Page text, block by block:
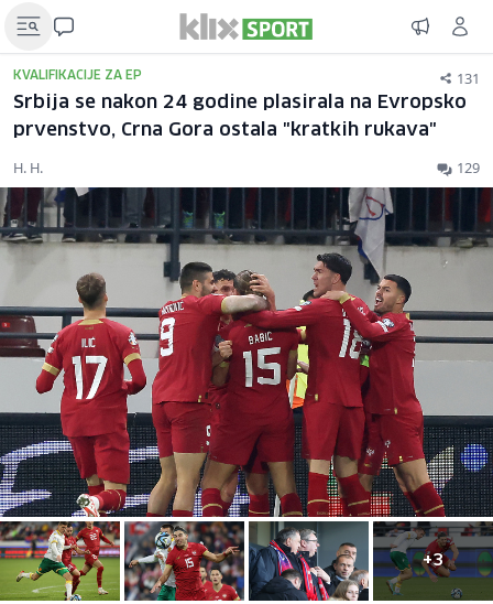
KVALIFIKACIJE ZA EP 131
Srbija se nakon 24 godine plasirala na Evropsko
prvenstvo, Crna Gora ostala "kratkih rukava"
H. H. 129
+3